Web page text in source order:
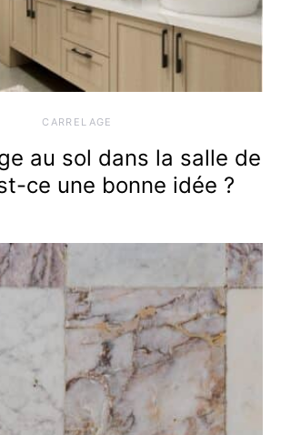
CARRELAGE
au sol dans la salle de
ce une bonne idée ?